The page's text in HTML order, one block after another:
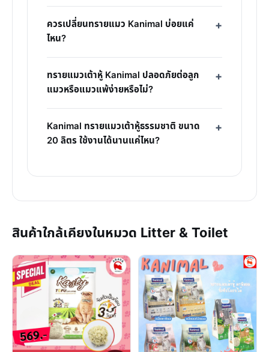
ควรเปลี่ยนทรายแมว Kanimal บ่อยแค่
ไหน?
ทรายแมวเต้าหู้ Kanimal ปลอดภัยต่อลูก
แมวหรือแมวแพ้ง่ายหรือไม่?
Kanimal ทรายแมวเต้าหู้ธรรมชาติ ขนาด
20 ลิตร ใช้งานได้นานแค่ไหน?
สินค้าใกล้เคียงในหมวด Litter & Toilet